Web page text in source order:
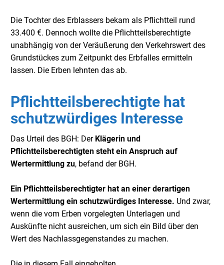
Die Tochter des Erblassers bekam als Pflichtteil rund
33.400 €. Dennoch wollte die Pflichtteilsberechtigte
unabhängig von der Veräußerung den Verkehrswert des
Grundstückes zum Zeitpunkt des Erbfalles ermitteln
lassen. Die Erben lehnten das ab.
Pflichtteilsberechtigte hat
schutzwürdiges Interesse
Das Urteil des BGH: Der Klägerin und
Pflichtteilsberechtigten steht ein Anspruch auf
Wertermittlung zu, befand der BGH.
Ein Pflichtteilsberechtigter hat an einer derartigen
Wertermittlung ein schutzwürdiges Interesse. Und zwar,
wenn die vom Erben vorgelegten Unterlagen und
Auskünfte nicht ausreichen, um sich ein Bild über den
Wert des Nachlassgegenstandes zu machen.